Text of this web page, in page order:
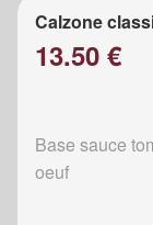
Calzone
13.50 €
Base sauce
oeuf